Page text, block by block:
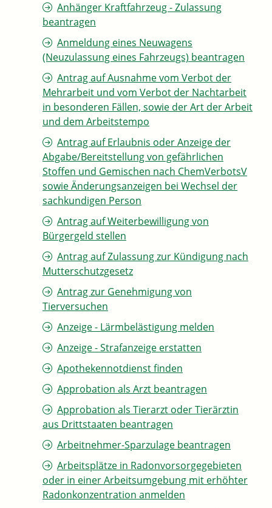
Anhänger Kraftfahrzeug - Zulassung
beantragen
Anmeldung eines Neuwagens
(Neuzulassung eines Fahrzeugs) beantragen
Antrag auf Ausnahme vom Verbot der
Mehrarbeit und vom Verbot der Nachtarbeit
in besonderen Fällen, sowie der Art der Arbeit
und dem Arbeitstempo
Antrag auf Erlaubnis oder Anzeige der
Abgabe/Bereitstellung von gefährlichen
Stoffen und Gemischen nach ChemVerbotsV
sowie Änderungsanzeigen bei Wechsel der
sachkundigen Person
Antrag auf Weiterbewilligung von
Bürgergeld stellen
Antrag auf Zulassung zur Kündigung nach
Mutterschutzgesetz
Antrag zur Genehmigung von
Tierversuchen
Anzeige - Lärmbelästigung melden
Anzeige - Strafanzeige erstatten
Apothekennotdienst finden
Approbation als Arzt beantragen
Approbation als Tierarzt oder Tierärztin
aus Drittstaaten beantragen
Arbeitnehmer-Sparzulage beantragen
Arbeitsplätze in Radonvorsorgegebieten
oder in einer Arbeitsumgebung mit erhöhter
Radonkonzentration anmelden